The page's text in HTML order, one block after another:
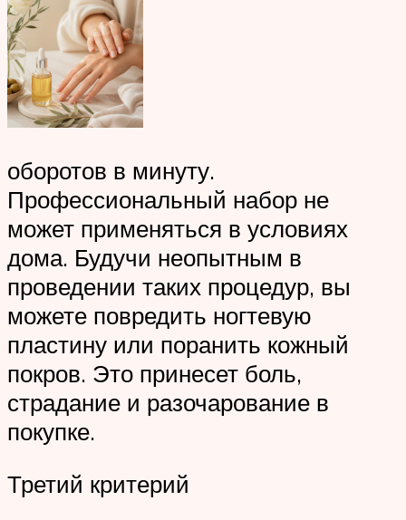
оборотов в минуту.
Профессиональный набор не
может применяться в условиях
дома. Будучи неопытным в
проведении таких процедур, вы
можете повредить ногтевую
пластину или поранить кожный
покров. Это принесет боль,
страдание и разочарование в
покупке.
Третий критерий